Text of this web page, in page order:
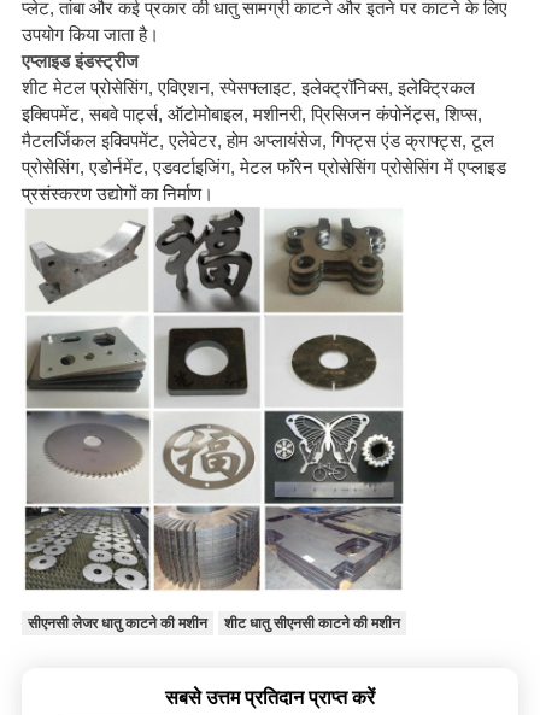
प्लेट, तांबा और कई प्रकार की धातु सामग्री काटने और इतने पर काटने के लिए
उपयोग किया जाता है।
एप्लाइड इंडस्ट्रीज
शीट मेटल प्रोसेसिंग, एविएशन, स्पेसफ्लाइट, इलेक्ट्रॉनिक्स, इलेक्ट्रिकल
इक्विपमेंट, सबवे पार्ट्स, ऑटोमोबाइल, मशीनरी, प्रिसिजन कंपोनेंट्स, शिप्स,
मैटलर्जिकल इक्विपमेंट, एलेवेटर, होम अप्लायंसेज, गिफ्ट्स एंड क्राफ्ट्स, टूल
प्रोसेसिंग, एडोर्नमेंट, एडवर्टाइजिंग, मेटल फॉरेन प्रोसेसिंग प्रोसेसिंग में एप्लाइड
प्रसंस्करण उद्योगों का निर्माण।
सीएनसी लेजर धातु काटने की मशीन शीट धातु सीएनसी काटने की मशीन
सबसे उत्तम प्रतिदान प्राप्त करें